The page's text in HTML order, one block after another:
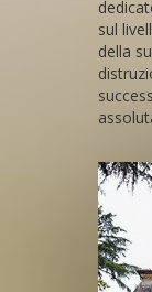
sul
della